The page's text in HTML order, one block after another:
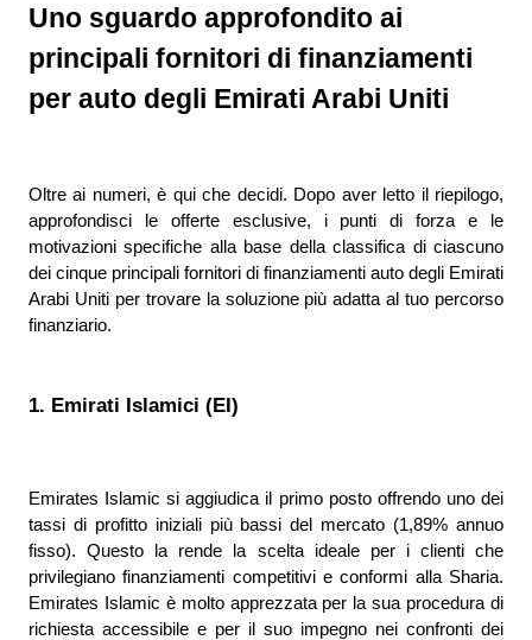
Uno sguardo approfondito ai
principali fornitori di finanziamenti
per auto degli Emirati Arabi Uniti
Oltre ai numeri, è qui che decidi. Dopo aver letto il riepilogo,
approfondisci le offerte esclusive, i punti di forza e le
motivazioni specifiche alla base della classifica di ciascuno
dei cinque principali fornitori di finanziamenti auto degli Emirati
Arabi Uniti per trovare la soluzione più adatta al tuo percorso
finanziario.
1. Emirati Islamici (EI)
Emirates Islamic si aggiudica il primo posto offrendo uno dei
tassi di profitto iniziali più bassi del mercato (1,89% annuo
fisso). Questo la rende la scelta ideale per i clienti che
privilegiano finanziamenti competitivi e conformi alla Sharia.
Emirates Islamic è molto apprezzata per la sua procedura di
richiesta accessibile e per il suo impegno nei confronti dei